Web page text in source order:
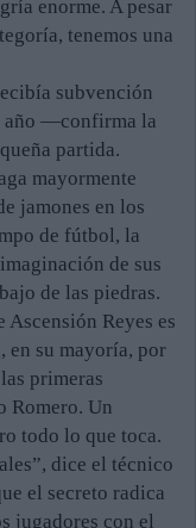
enorme. A pesar
tenemos una
subvención
año —confirma la
partida.
mayormente
jamones en los
de fútbol, la
de sus
de las piedras.
Ascensión Reyes es
en su mayoría, por
primeras
Romero. Un
todo lo que toca.
dice el técnico
el secreto radica
jugadores con el